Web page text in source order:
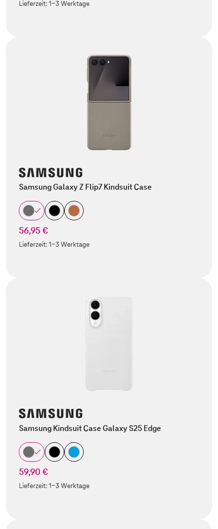
Lieferzeit:1-3 Werktage
Samsung Galaxy Z Flip7 Kindsuit Case
56,95 €
Lieferzeit:1-3 Werktage
Samsung Kindsuit Case Galaxy S25 Edge
59,90 €
Lieferzeit:1-3 Werktage